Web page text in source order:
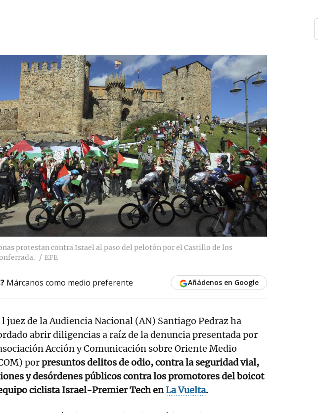
protestan contra Israel al paso del pelotón por el Castillo de los
EFE
Márcanos como medio preferente Añádenos en Google
l juez de la Audiencia Nacional (AN) Santiago Pedraz ha
abrir diligencias a raíz de la denuncia presentada por
Acción y Comunicación sobre Oriente Medio
porpresuntos delitos de odio, contra la seguridad vial,
y desórdenes públicos contra los promotores del boicot
ciclista Israel-Premier Tech enLa Vuelta.